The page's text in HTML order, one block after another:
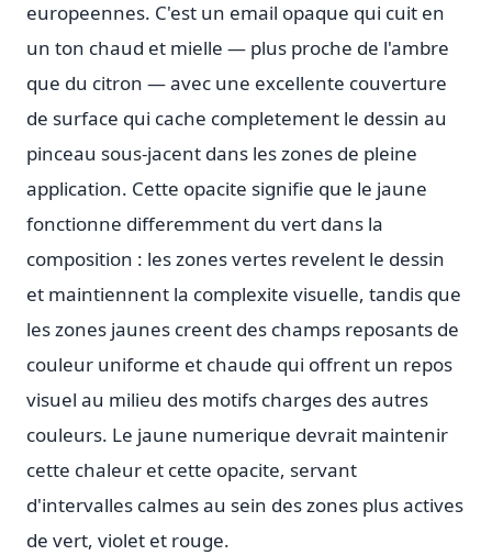
europeennes. C'est un email opaque qui cuit en
un ton chaud et mielle — plus proche de l'ambre
que du citron — avec une excellente couverture
de surface qui cache completement le dessin au
pinceau sous-jacent dans les zones de pleine
application. Cette opacite signifie que le jaune
fonctionne differemment du vert dans la
composition : les zones vertes revelent le dessin
et maintiennent la complexite visuelle, tandis que
les zones jaunes creent des champs reposants de
couleur uniforme et chaude qui offrent un repos
visuel au milieu des motifs charges des autres
couleurs. Le jaune numerique devrait maintenir
cette chaleur et cette opacite, servant
d'intervalles calmes au sein des zones plus actives
de vert, violet et rouge.